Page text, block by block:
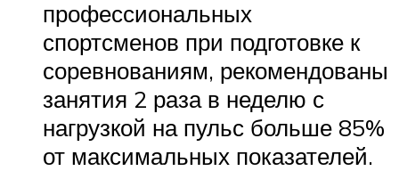
профессиональных
спортсменов при подготовке к
соревнованиям, рекомендованы
занятия 2 раза в неделю с
нагрузкой на пульс больше 85%
от максимальных показателей.